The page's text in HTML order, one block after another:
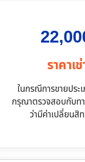
ราคาเ
ในกรณีการขายประ
กรุณาตรวจสอบกับท
ว่ามีค่าเปลี่ยน